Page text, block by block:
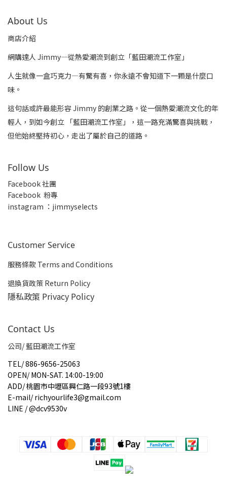
About Us
商店介紹
網購達人 Jimmy—從熱愛潮流到創立「藍田潮流工作室」
人生就像一盒巧克力—有驚有喜，你永遠不會知道下一顆是什麼口
味。
這句話或許最能形容 Jimmy 的創業之路。從一個熱愛潮流文化的年
輕人，到如今創立 「藍田潮流工作室」，這一路充滿驚喜與挑戰，
但他始終堅持初心，走出了屬於自己的道路。
Follow Us
Facebook 社團
Facebook 粉專
instagram ：jimmyselects
Customer Service
服務條款 Terms and Conditions
退換貨政策 Return Policy
隱私政策 Privacy Policy
Contact Us
公司/ 藍田潮流工作室
TEL/886-9656-25063
OPEN/ MON-SAT. 14:00-19:00
ADD/桃園市中壢區興仁路一段93號1樓
E-mail/richyourlife3@gmail.com
LINE / @dcv9530v